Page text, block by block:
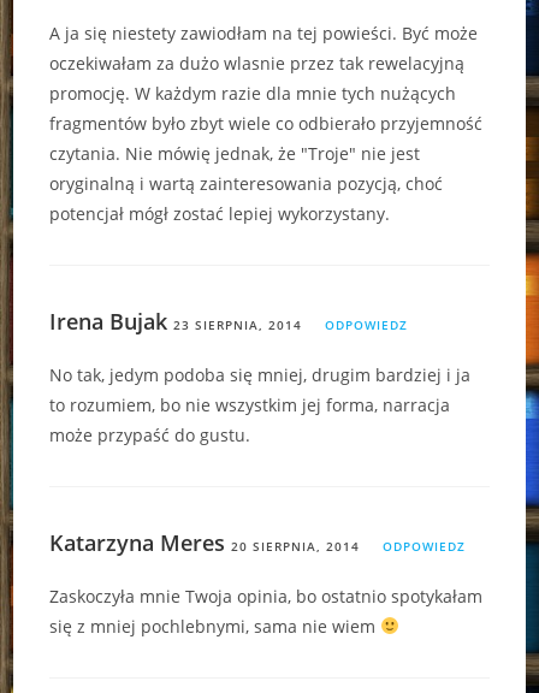
A ja się niestety zawiodłam na tej powieści. Być może
oczekiwałam za dużo wlasnie przez tak rewelacyjną
promocję. W każdym razie dla mnie tych nużących
fragmentów było zbyt wiele co odbierało przyjemność
czytania. Nie mówię jednak, że "Troje" nie jest
oryginalną i wartą zainteresowania pozycją, choć
potencjał mógł zostać lepiej wykorzystany.
Irena Bujak 23 SIERPNIA, 2014 ODPOWIEDZ
No tak, jedym podoba się mniej, drugim bardziej i ja
to rozumiem, bo nie wszystkim jej forma, narracja
może przypaść do gustu.
Katarzyna Meres 20 SIERPNIA, 2014 ODPOWIEDZ
Zaskoczyła mnie Twoja opinia, bo ostatnio spotykałam
się z mniej pochlebnymi, sama nie wiem